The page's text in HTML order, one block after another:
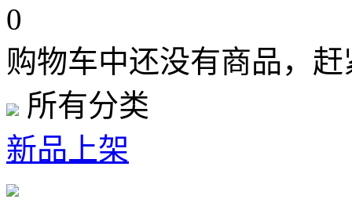
0
购物车中还没有商品，
所有分类
新品上架